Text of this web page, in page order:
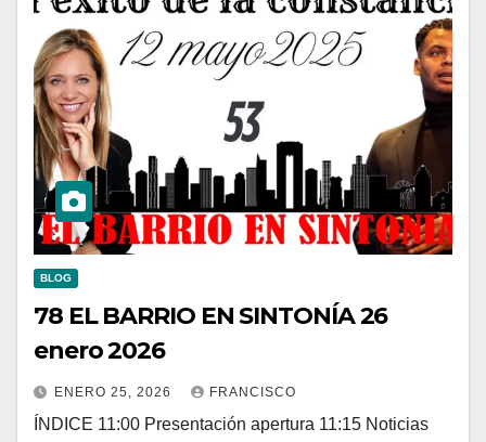
BLOG
78 EL BARRIO EN SINTONÍA 26
enero 2026
ENERO 25, 2026 FRANCISCO
ÍNDICE 11:00 Presentación apertura 11:15 Noticias